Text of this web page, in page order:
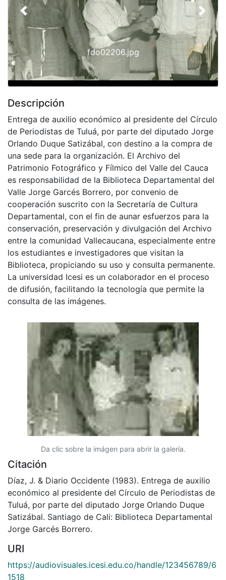
fdo02206.jpg
Previous Next
Descripción
Entrega de auxilio económico al presidente del Círculo
de Periodistas de Tuluá, por parte del diputado Jorge
Orlando Duque Satizábal, con destino a la compra de
una sede para la organización. El Archivo del
Patrimonio Fotográfico y Fílmico del Valle del Cauca
es responsabilidad de la Biblioteca Departamental del
Valle Jorge Garcés Borrero, por convenio de
cooperación suscrito con la Secretaría de Cultura
Departamental, con el fin de aunar esfuerzos para la
conservación, preservación y divulgación del Archivo
entre la comunidad Vallecaucana, especialmente entre
los estudiantes e investigadores que visitan la
Biblioteca, propiciando su uso y consulta permanente.
de difusión, facilitando la tecnología que permite la
consulta de las imágenes.
Da clic sobre la imágen para abrir la galería.
Citación
Díaz, J. & Diario Occidente (1983). Entrega de auxilio
económico al presidente del Círculo de Periodistas de
Satizábal. Santiago de Cali: Biblioteca Departamental
Jorge Garcés Borrero.